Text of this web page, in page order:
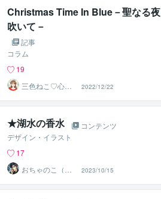
Christmas Time In Blue－聖なる
吹いて－
記事
コラム
19
三色ねこ♡心の
おそうじアドバ
イザー
2022/12/22
★湖水の香水
コンテンツ
デザイン・イラスト
17
おちゃのこ（御
茶乃子祭々）
2023/10/15